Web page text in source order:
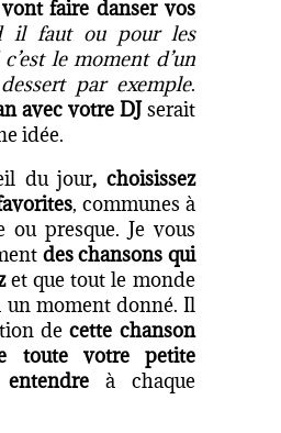
faire danser vos
il faut ou pour les
le moment d’un
par exemple.
avec votre DJserait
idée.
du jour, choisissez
, communes à
presque. Je vous
des chansons qui
et que tout le monde
un moment donné. Il
decette chanson
toute votre petite
à chaque